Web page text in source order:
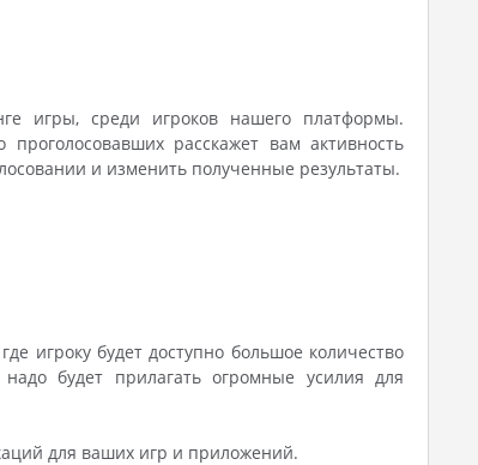
игры, среди игроков нашего платформы.
расскажет вам активность
и изменить полученные результаты.
игроку будет доступно большое количество
будет прилагать огромные усилия для
для ваших игр и приложений.